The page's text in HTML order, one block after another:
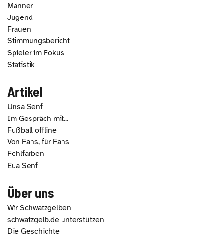
Männer
Jugend
Frauen
Stimmungsbericht
Spieler im Fokus
Statistik
Artikel
Unsa Senf
Im Gespräch mit...
Fußball offline
Von Fans, für Fans
Fehlfarben
Eua Senf
Über uns
Wir Schwatzgelben
schwatzgelb.de unterstützen
Die Geschichte